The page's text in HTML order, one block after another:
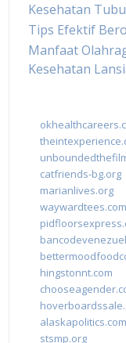
Kesehatan
Tips Efektif
Manfaat
Kesehatan
catfriends-bg.org
marianlives.org
waywardtees.com
hingstonnt.com
alaskapolitics.com
stsmp.org